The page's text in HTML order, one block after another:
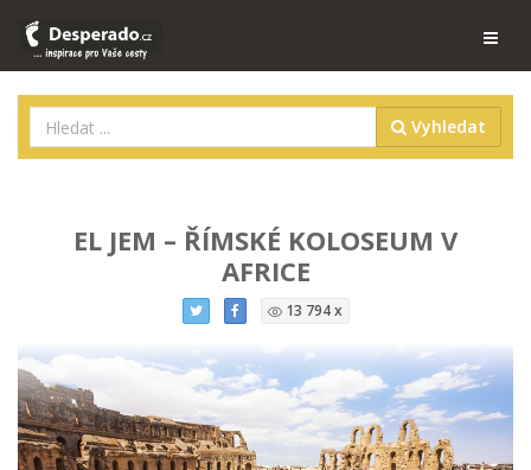
Vyhledat
EL JEM – ŘÍMSKÉ KOLOSEUM V
AFRICE
13 794 x